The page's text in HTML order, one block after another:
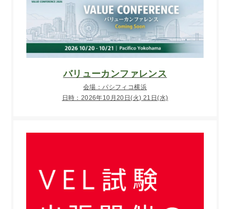
バリューカンファレンス
会場：パシフィコ横浜
日時：2026年10月20日(火) 21日(水)